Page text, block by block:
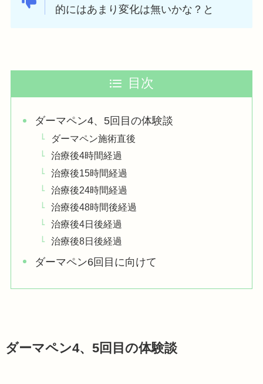
的にはあまり変化は無いかな？と
目次
ダーマペン4、5回目の体験談
ダーマペン施術直後
治療後4時間経過
治療後15時間経過
治療後24時間経過
治療後48時間後経過
治療後4日後経過
治療後8日後経過
ダーマペン6回目に向けて
ダーマペン4、5回目の体験談